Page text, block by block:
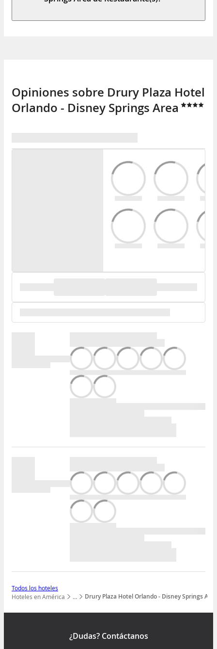
Todos los hoteles
…
Mostrar todos los niveles
Hoteles en América Drury Plaza Hotel Orlando - Disney Springs Area
Opiniones sobre Drury Plaza Hotel
Orlando - Disney Springs Area
¿Dudas? Contáctanos